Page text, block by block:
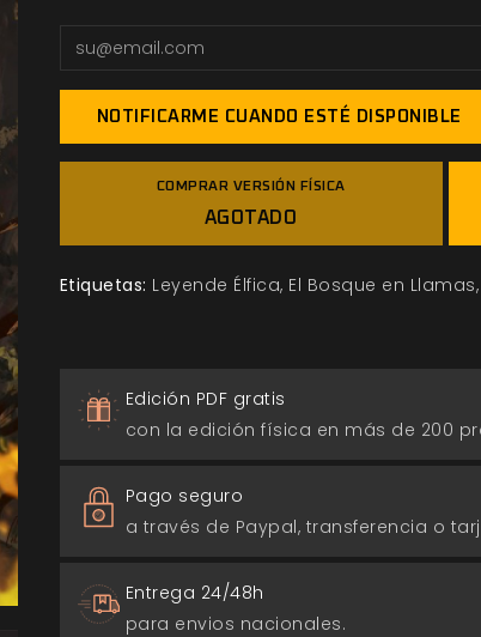
NOTIFICARME CUANDO ESTÉ DISPONIBLE
COMPRAR VERSIÓN FÍSICA
AGOTADO
Etiquetas: Leyende Élfica El Bosque en Llamas
Edición PDF gratis
con la edición física en más de 200
Pago seguro
a través de Paypal, transferencia o
Entrega 24/48h
para envios nacionales.